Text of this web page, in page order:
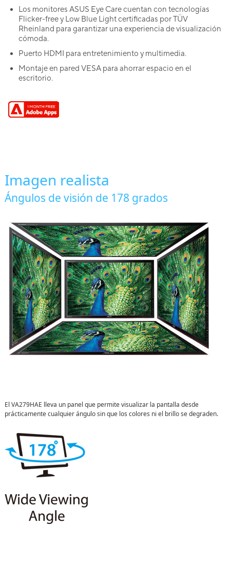
Los monitores ASUS Eye Care cuentan con tecnologías
Flicker-free y Low Blue Light certificadas por TÜV
Rheinland para garantizar una experiencia de visualización
cómoda.
Puerto HDMI para entretenimiento y multimedia.
Montaje en pared VESA para ahorrar espacio en el
escritorio.
Imagen realista
Ángulos de visión de 178 grados
El VA279HAE lleva un panel que permite visualizar la pantalla desde
prácticamente cualquier ángulo sin que los colores ni el brillo se degraden.